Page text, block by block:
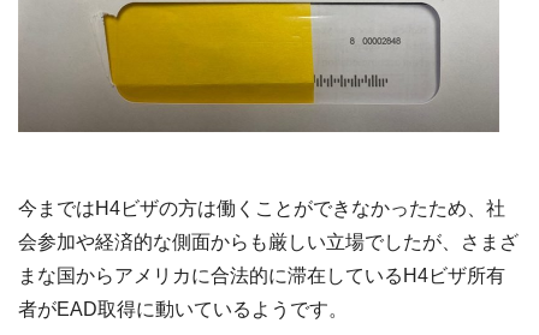
今まではH4ビザの方は働くことができなかったため、社
会参加や経済的な側面からも厳しい立場でしたが、さまざ
まな国からアメリカに合法的に滞在しているH4ビザ所有
者がEAD取得に動いているようです。